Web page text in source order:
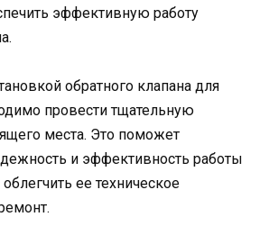
эффективную работу
обратного клапана для
провести тщательную
места. Это поможет
и эффективность работы
ее техническое